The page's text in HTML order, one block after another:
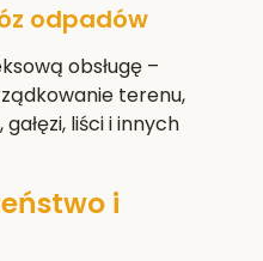
odpadów
obsługę –
terenu,
liści i innych
i